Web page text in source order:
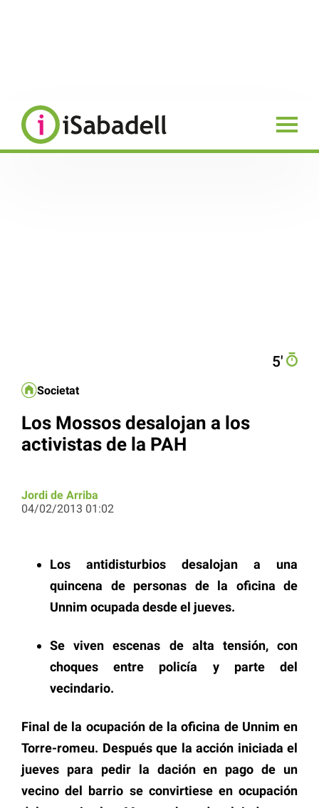
5′
Societat
Los Mossos desalojan a los
activistas de la PAH
Jordi de Arriba
04/02/2013 01:02
Los antidisturbios desalojan a una
quincena de personas de la oficina de
Unnim ocupada desde el jueves.
Se viven escenas de alta tensión, con
choques entre policía y parte del
vecindario.
Final de la ocupación de la oficina de Unnim en
Torre-romeu. Después que la acción iniciada el
jueves para pedir la dación en pago de un
vecino del barrio se convirtiese en ocupación